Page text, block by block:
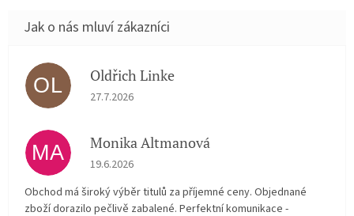
OL Oldřich Linke
Hodnocení obchodu je 5 z 5 hvězdiček.
27.7.2026
MA Monika Altmanová
Hodnocení obchodu je 5 z 5 hvězdiček.
19.6.2026
Obchod má široký výběr titulů za příjemné ceny. Objednané
zboží dorazilo pečlivě zabalené. Perfektní komunikace -